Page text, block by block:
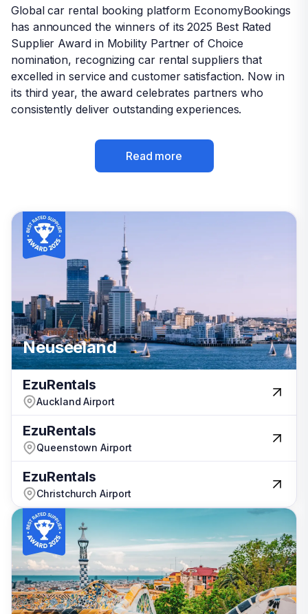
Global car rental booking platform EconomyBookings
has announced the winners of its 2025 Best Rated
Supplier Award in Mobility Partner of Choice
nomination, recognizing car rental suppliers that
excelled in service and customer satisfaction. Now in
its third year, the award celebrates partners who
consistently deliver outstanding experiences.
Read more
Neuseeland
EzuRentals
Auckland Airport
EzuRentals
Queenstown Airport
EzuRentals
Christchurch Airport
Herzlichen Glückwunsch an alle Gewinner!
Griechenland
Spanien
Global car rental booking platform EconomyBookings
has announced the winners of its 2025 Best Rated
Supplier Award in Mobility Partner of Choice
nomination, recognizing car rental suppliers that
excelled in service and customer satisfaction. Now in
its third year, the award celebrates partners who
consistently deliver outstanding experiences.
Read more
Neuseeland
EzuRentals
Auckland Airport
EzuRentals
Queenstown Airport
EzuRentals
Christchurch Airport